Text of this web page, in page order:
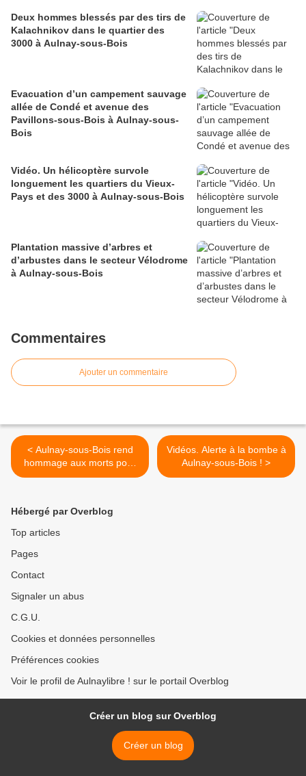
Deux hommes blessés par des tirs de
Kalachnikov dans le quartier des
3000 à Aulnay-sous-Bois
Evacuation d’un campement sauvage
allée de Condé et avenue des
Pavillons-sous-Bois à Aulnay-sous-
Bois
Vidéo. Un hélicoptère survole
longuement les quartiers du Vieux-
Pays et des 3000 à Aulnay-sous-Bois
Plantation massive d’arbres et
d’arbustes dans le secteur Vélodrome
à Aulnay-sous-Bois
Commentaires
Ajouter un commentaire
< Aulnay-sous-Bois rend
hommage aux morts pour
la France au cours de la
Tunisie
Vidéos. Alerte à la bombe à
Aulnay-sous-Bois ! >
Hébergé par Overblog
Top articles
Pages
Contact
Signaler un abus
C.G.U.
Cookies et données personnelles
Préférences cookies
Voir le profil de Aulnaylibre ! sur le portail Overblog
Créer un blog sur Overblog
Créer un blog